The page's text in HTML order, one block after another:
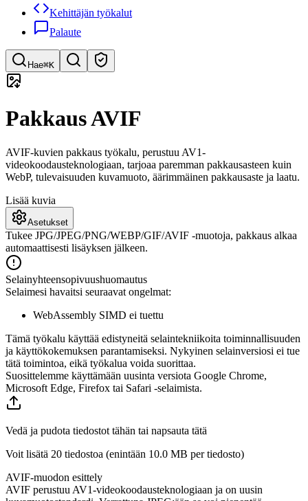
Kehittäjän työkalut
Palaute
Hae⌘K
Etsi työkaluja
Pikahaku työkaluihin
Pakkaus AVIF
AVIF-kuvien pakkaus työkalu, perustuu AV1-
videokoodausteknologiaan, tarjoaa paremman pakkausasteen kuin
WebP, tulevaisuuden kuvamuoto, äärimmäinen pakkausaste ja laatu.
Lisää kuvia
Asetukset
Tukee JPG/JPEG/PNG/WEBP/GIF/AVIF -muotoja, pakkaus alkaa
automaattisesti lisäyksen jälkeen.
Selainyhteensopivuushuomautus
Selaimesi havaitsi seuraavat ongelmat:
WebAssembly SIMD ei tuettu
Tämä työkalu käyttää edistyneitä selaintekniikoita toiminnallisuuden
ja käyttökokemuksen parantamiseksi. Nykyinen selainversiosi ei tue
tätä toimintoa, eikä työkalua voida suorittaa.
Suosittelemme käyttämään uusinta versiota Google Chrome,
Microsoft Edge, Firefox tai Safari -selaimista.
Vedä ja pudota tiedostot tähän tai napsauta tätä
Voit lisätä 20 tiedostoa (enintään 10.0 MB per tiedosto)
AVIF-muodon esittely
AVIF perustuu AV1-videokoodausteknologiaan ja on uusin